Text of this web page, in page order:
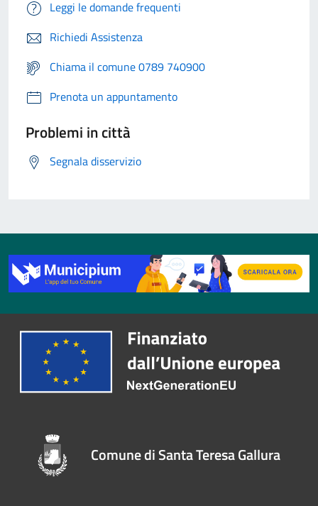
Leggi le domande frequenti
Richiedi Assistenza
Chiama il comune 0789 740900
Prenota un appuntamento
Problemi in città
Segnala disservizio
Comune di Santa Teresa Gallura